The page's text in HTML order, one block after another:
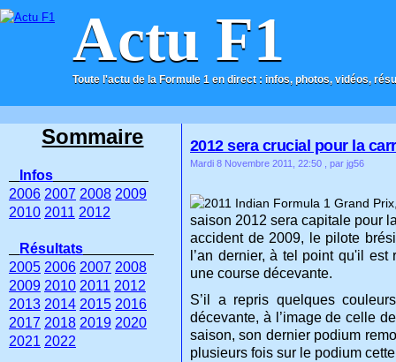
Actu F1
Toute l'actu de la Formule 1 en direct : infos, photos, vidéos,
ACCUEIL CONTACT
2012 sera crucial pour la
Mardi 8 Novembre 2011, 22:50 , par jg56
saison 2012 sera capitale pour
accident de 2009, le pilote
l’an dernier, à tel point qu'il
une course décevante.
S’il a repris quelques
décevante, à l’image de celle
saison, son dernier podium
plusieurs fois sur le podium
Sommaire
Infos
2006 2007 2008 2009
2010 2011 2012
Résultats
2005 2006 2007 2008
2009 2010 2011 2012
2013 2014 2015 2016
2017 2018 2019 2020
2021 2022